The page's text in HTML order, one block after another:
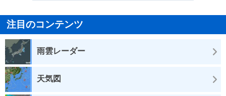
注目のコンテンツ
雨雲レーダー
天気図